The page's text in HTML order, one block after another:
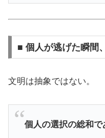
■ 個人が逃げた瞬間
文明は抽象ではない。
個人の選択の総和で